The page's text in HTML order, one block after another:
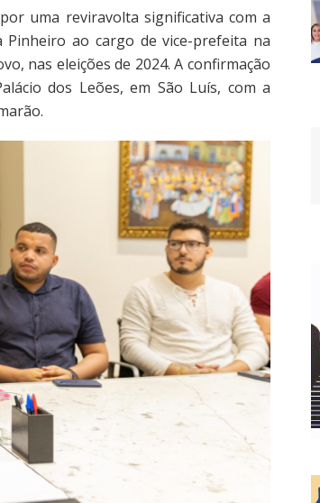
uma reviravolta significativa com a
Pinheiro ao cargo de vice-prefeita na
nas eleições de 2024. A confirmação
dos Leões, em São Luís, com a